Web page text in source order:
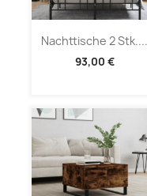
Nachttische 2 Stk....
93,00 €